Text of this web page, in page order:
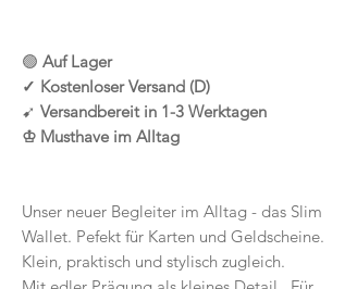
🟢 Auf Lager
✓ Kostenloser Versand (D)
➹ Versandbereit in 1-3 Werktagen
♔ Musthave im Alltag
Unser neuer Begleiter im Alltag - das Slim
Wallet. Pefekt für Karten und Geldscheine.
Klein, praktisch und stylisch zugleich.